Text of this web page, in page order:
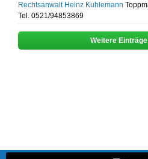
Rechtsanwalt Heinz Kuhlemann
Tel. 0521/94853869
Weitere